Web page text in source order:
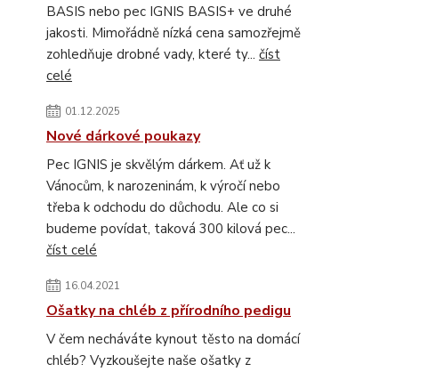
BASIS nebo pec IGNIS BASIS+ ve druhé
jakosti. Mimořádně nízká cena samozřejmě
zohledňuje drobné vady, které ty... číst
celé
01.12.2025
Nové dárkové poukazy
Pec IGNIS je skvělým dárkem. Ať už k
Vánocům, k narozeninám, k výročí nebo
třeba k odchodu do důchodu. Ale co si
budeme povídat, taková 300 kilová pec...
číst celé
16.04.2021
Ošatky na chléb z přírodního pedigu
V čem necháváte kynout těsto na domácí
chléb? Vyzkoušejte naše ošatky z